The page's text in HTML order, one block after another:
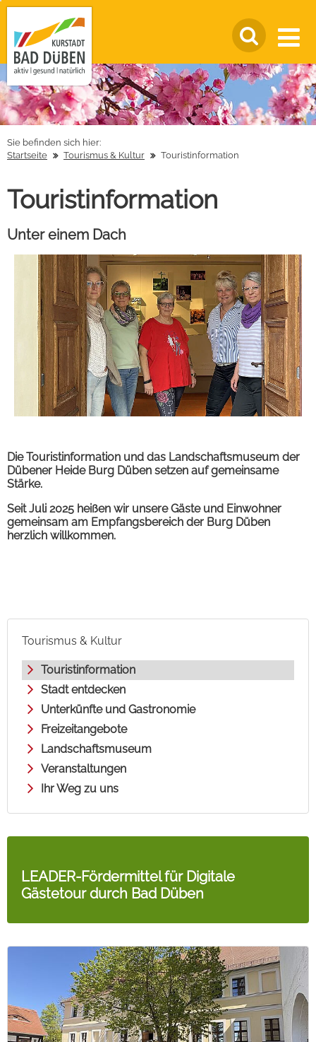
Sie befinden sich hier:
Startseite
Tourismus & Kultur Touristinformation
Touristinformation
Unter einem Dach
Die Touristinformation und das Landschaftsmuseum der
Dübener Heide Burg Düben setzen auf gemeinsame
Stärke.
Seit Juli 2025 heißen wir unsere Gäste und Einwohner
gemeinsam am Empfangsbereich der Burg Düben
herzlich willkommen.
Tourismus & Kultur
Touristinformation
Stadt entdecken
Unterkünfte und Gastronomie
Freizeitangebote
Landschaftsmuseum
Veranstaltungen
Ihr Weg zu uns
LEADER-Fördermittel für Digitale
Gästetour durch Bad Düben